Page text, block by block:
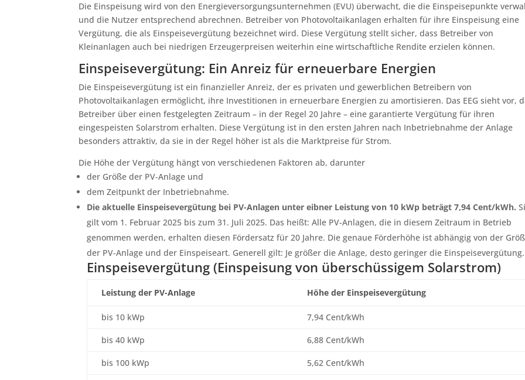
Die Einspeisung wird von den Energieversorgungsunternehmen (EVU) überwacht, die die Einspeisepunkte
und die Nutzer entsprechend abrechnen. Betreiber von Photovoltaikanlagen erhalten für ihre Einspeisung eine
Vergütung, die als Einspeisevergütung bezeichnet wird. Diese Vergütung stellt sicher, dass Betreiber von
Kleinanlagen auch bei niedrigen Erzeugerpreisen weiterhin eine wirtschaftliche Rendite erzielen können.
Einspeisevergütung: Ein Anreiz für erneuerbare Energien
Die Einspeisevergütung ist ein finanzieller Anreiz, der es privaten und gewerblichen Betreibern von
Photovoltaikanlagen ermöglicht, ihre Investitionen in erneuerbare Energien zu amortisieren. Das EEG sieht vor,
Betreiber über einen festgelegten Zeitraum – in der Regel 20 Jahre – eine garantierte Vergütung für ihren
eingespeisten Solarstrom erhalten. Diese Vergütung ist in den ersten Jahren nach Inbetriebnahme der Anlage
besonders attraktiv, da sie in der Regel höher ist als die Marktpreise für Strom.
Die Höhe der Vergütung hängt von verschiedenen Faktoren ab, darunter
der Größe der PV-Anlage und
dem Zeitpunkt der Inbetriebnahme.
Die aktuelle Einspeisevergütung bei PV-Anlagen unter eibner Leistung von 10 kWp beträgt 7,94 Cent/kWh.
gilt vom 1. Februar 2025 bis zum 31. Juli 2025. Das heißt: Alle PV-Anlagen, die in diesem Zeitraum in Betrieb
genommen werden, erhalten diesen Fördersatz für 20 Jahre. Die genaue Förderhöhe ist abhängig von der
der PV-Anlage und der Einspeiseart. Generell gilt: Je größer die Anlage, desto geringer die Einspeisevergütung.
Einspeisevergütung (Einspeisung von überschüssigem Solarstrom)
Leistung der PV-Anlage Höhe der Einspeisevergütung
bis 10 kWp 7,94 Cent/kWh
bis 40 kWp 6,88 Cent/kWh
bis 100 kWp 5,62 Cent/kWh